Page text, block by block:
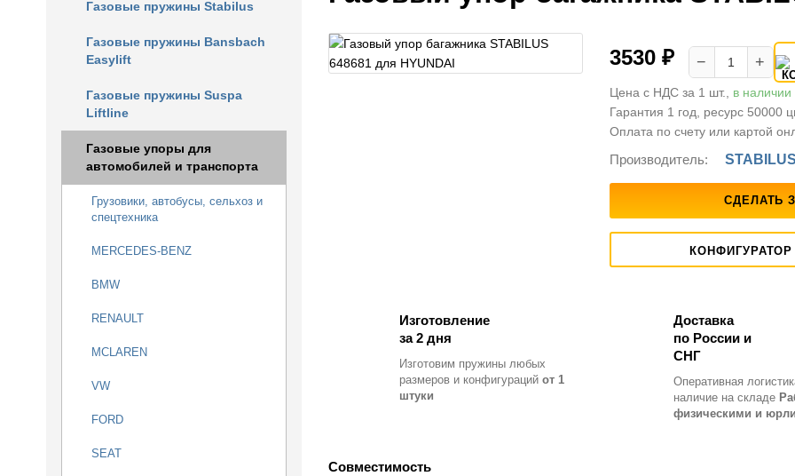
Газовые пружины Stabilus
Газовые пружины Bansbach
Easylift
Газовые пружины Suspa
Liftline
Газовые упоры для
автомобилей и транспорта
Грузовики, автобусы, сельхоз и
спецтехника
MERCEDES-BENZ
BMW
RENAULT
MCLAREN
VW
FORD
SEAT
3530 ₽ − +
Цена с НДС за 1 шт., в наличии
Гарантия 1 год, ресурс 50000
Оплата по счету или картой
Производитель: STABILUS
СДЕЛАТЬ
Изготовление
за 2 дня
Изготовим пружины любых
размеров и конфигураций от 1
штуки
Доставка
по России и
СНГ
Оперативная
наличие на складе
физическими и
Совместимость